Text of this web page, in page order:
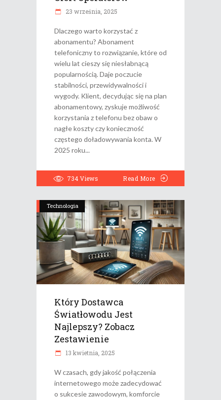
23 września, 2025
Dlaczego warto korzystać z
abonamentu? Abonament
telefoniczny to rozwiązanie, które od
wielu lat cieszy się niesłabnącą
popularnością. Daje poczucie
stabilności, przewidywalności i
wygody. Klient, decydując się na plan
abonamentowy, zyskuje możliwość
korzystania z telefonu bez obaw o
nagłe koszty czy konieczność
częstego doładowywania konta. W
2025 roku
734Views Read More
Technologia
Który Dostawca
Światłowodu Jest
Najlepszy? Zobacz
Zestawienie
13 kwietnia, 2025
W czasach, gdy jakość połączenia
internetowego może zadecydować
o sukcesie zawodowym, komforcie